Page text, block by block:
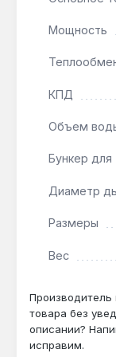
корпус из
высокие
Котел
участием
различным
типа
очистка
Мощность
КПД
Объем
Бункер для
Диаметр
Размеры
Вес
Производитель
товара без
описании?
исправим.